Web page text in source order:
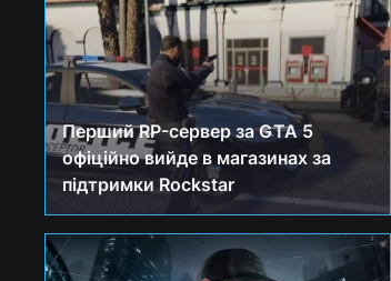
Перший RP-сервер за GTA 5
офіційно вийде в магазинах за
підтримки Rockstar